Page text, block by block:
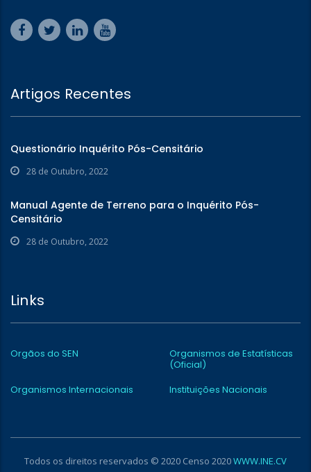
Artigos Recentes
Questionário Inquérito Pós-Censitário
28 de Outubro, 2022
Manual Agente de Terreno para o Inquérito Pós-
Censitário
28 de Outubro, 2022
Links
Orgãos do SEN
Organismos de Estatísticas
(Oficial)
Organismos Internacionais
Instituições Nacionais
Todos os direitos reservados © 2020 Censo 2020WWW.INE.CV